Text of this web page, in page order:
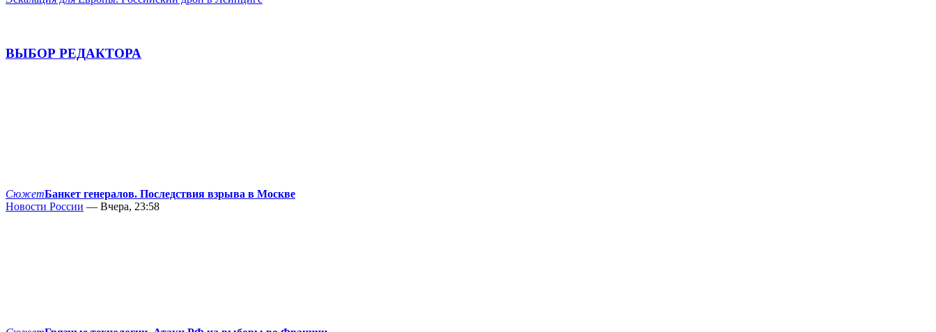
ВЫБОР РЕДАКТОРА
СюжетБанкет генералов. Последствия взрыва в Москве
Новости России — Вчера, 23:58